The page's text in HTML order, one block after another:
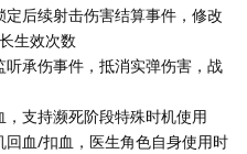
后续射击伤害结算事件，修改
生效次数
承伤事件，抵消实弹伤害，战
支持濒死阶段特殊时机使用
血/扣血，医生角色自身使用时